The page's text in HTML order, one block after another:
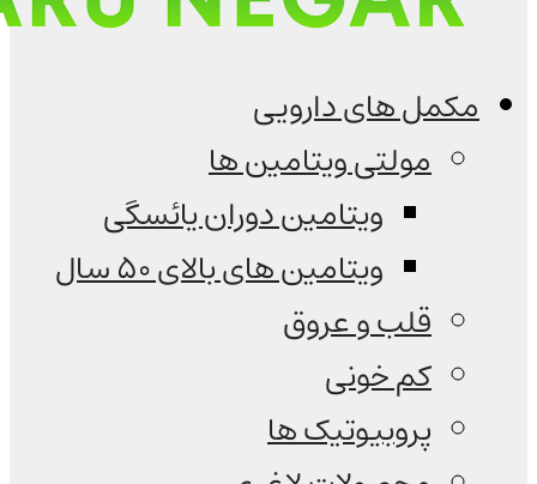
مکمل های دارویی
مولتی ویتامین ها
ویتامین دوران یائسگی
ویتامین های بالای 50 سال
قلب و عروق
کم خونی
پروبیوتیک ها